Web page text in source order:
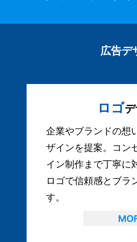
広告デ
ロゴ
企業やブランドの想
ザインを提案。コン
イン制作まで丁寧に
ロゴで信頼感とブラ
す。